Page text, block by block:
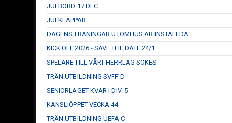
JULBORD 17 DEC
JULKLAPPAR
DAGENS TRÄNINGAR UTOMHUS ÄR INSTÄLLDA
KICK OFF 2026 - SAVE THE DATE 24/1
SPELARE TILL VÅRT HERRLAG SÖKES
TRÄN.UTBILDNING SVFF D
SENIORLAGET KVAR I DIV. 5
KANSLIÖPPET VECKA 44
TRÄN.UTBILDNING UEFA C